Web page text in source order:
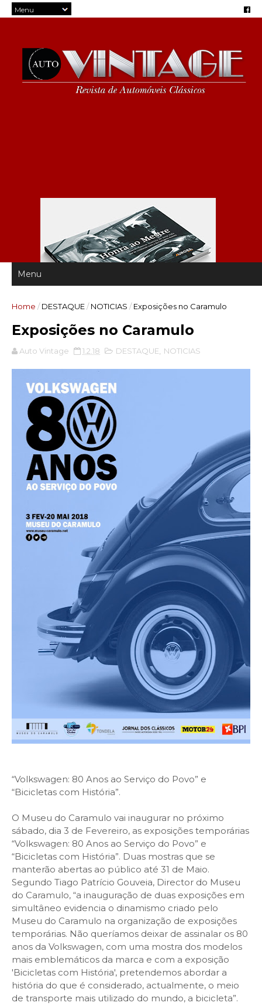
Home / DESTAQUE/ NOTICIAS / Exposições no Caramulo
Exposições no Caramulo
Auto Vintage 1.2.18 DESTAQUE NOTICIAS
“Volkswagen: 80 Anos ao Serviço do Povo” e
“Bicicletas com História”.
O Museu do Caramulo vai inaugurar no próximo
sábado, dia 3 de Fevereiro, as exposições temporárias
“Volkswagen: 80 Anos ao Serviço do Povo” e
“Bicicletas com História”. Duas mostras que se
manterão abertas ao público até 31 de Maio.
Segundo Tiago Patrício Gouveia, Director do Museu
do Caramulo, “a inauguração de duas exposições em
simultâneo evidencia o dinamismo criado pelo
Museu do Caramulo na organização de exposições
temporárias. Não queríamos deixar de assinalar os 80
anos da Volkswagen, com uma mostra dos modelos
mais emblemáticos da marca e com a exposição
'Bicicletas com História', pretendemos abordar a
história do que é considerado, actualmente, o meio
de transporte mais utilizado do mundo, a bicicleta”.